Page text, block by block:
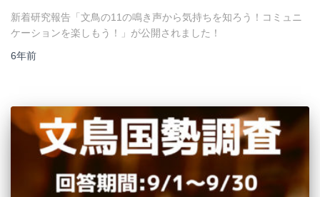
新着研究報告「文鳥の11の鳴き声から気持ちを知ろう！コミュニ
ケーションを楽しもう！」が公開されました！
6年前